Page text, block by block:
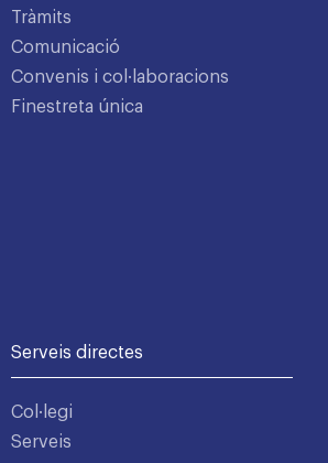
Tràmits
Comunicació
Convenis i col·laboracions
Finestreta única
Serveis directes
Col·legi
Serveis